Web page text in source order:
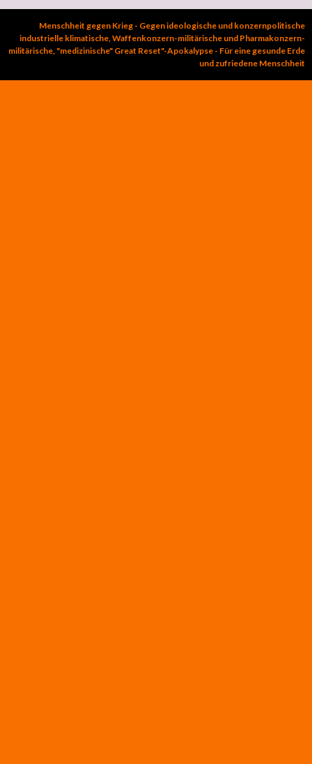
Menschheit gegen Krieg - Gegen ideologische und konzernpolitische
industrielle klimatische, Waffenkonzern-militärische und Pharmakonzern-
militärische, "medizinische" Great Reset"-Apokalypse - Für eine gesunde Erde
und zufriedene Menschheit